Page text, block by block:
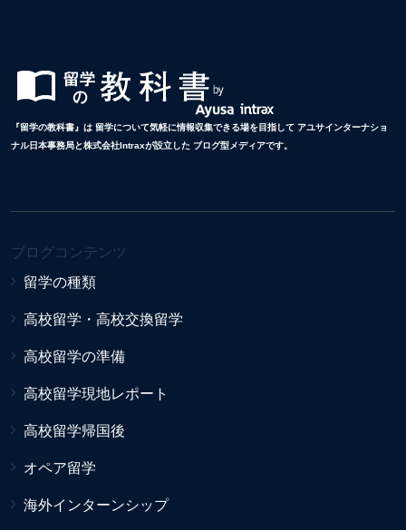
『留学の教科書』は 留学について気軽に情報収集できる場を目指して アユサインターナショ
ナル日本事務局と株式会社Intraxが設立した ブログ型メディアです。
ブログコンテンツ
留学の種類
高校留学・高校交換留学
高校留学の準備
高校留学現地レポート
高校留学帰国後
オペア留学
海外インターンシップ